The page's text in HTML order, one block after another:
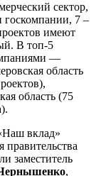
сектор,
госкомпании, 7 –
имеют
В топ-5
—
область
область (75
вклад»
правительства
заместитель
,